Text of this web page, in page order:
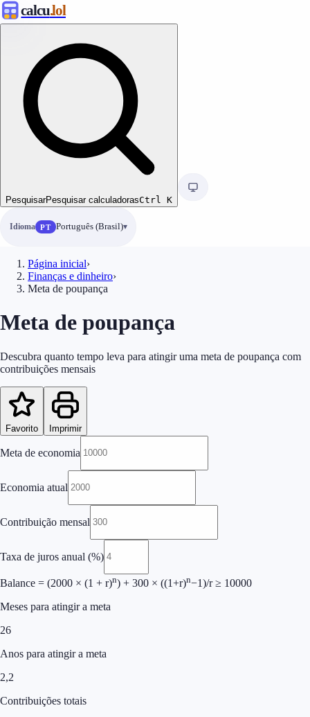
calcu.lol
PesquisarPesquisar calculadorasCtrl K
Idioma PT Português (Brasil)
Página inicial›
Finanças e dinheiro›
Meta de poupança
Meta de poupança
Descubra quanto tempo leva para atingir uma meta de poupança com
contribuições mensais
Favorito Imprimir
Meta de economia
Economia atual
Contribuição mensal
Taxa de juros anual (%)
Balance = (2000 × (1 + r)n) + 300 × ((1+r)n−1)/r ≥ 10000
Meses para atingir a meta
26
Anos para atingir a meta
2,2
Contribuições totais